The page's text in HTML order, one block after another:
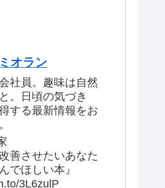
ミオラン
社員。趣味は自然
。日頃の気づき
する最新情報をお
善させたいあなた
でほしい本』
3L6zulP